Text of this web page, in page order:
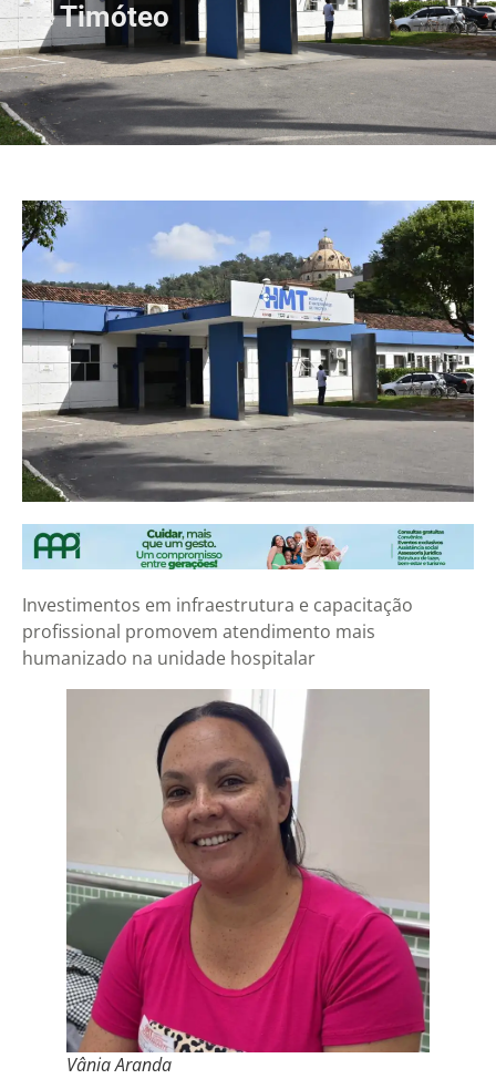
de Timóteo
Investimentos em infraestrutura e capacitação
profissional promovem atendimento mais
humanizado na unidade hospitalar
Vânia Aranda